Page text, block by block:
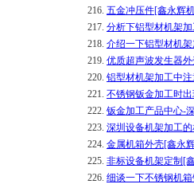
216. 五金冲压件[鑫永辉
217. 分析下铝型材机架
218. 介绍一下铝型材机
219. 优质超声波发生器
220. 铝型材机架加工中
221. 不锈钢钣金加工时
222. 钣金加工产品中心-
223. 深圳设备机架加工
224. 金属机箱外壳[鑫永
225. 非标设备机架定制[
226. 细谈一下不锈钢机